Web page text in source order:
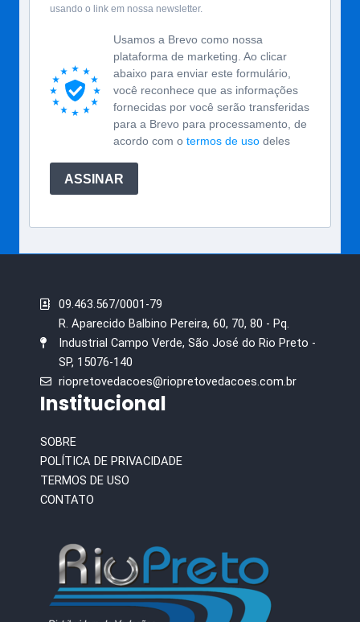
usando o link em nossa newsletter.
Usamos a Brevo como nossa
plataforma de marketing. Ao clicar
abaixo para enviar este formulário,
você reconhece que as informações
fornecidas por você serão transferidas
para a Brevo para processamento, de
acordo com o termos de uso deles
ASSINAR
09.463.567/0001-79
R. Aparecido Balbino Pereira, 60, 70, 80 - Pq.
Industrial Campo Verde, São José do Rio Preto -
SP, 15076-140
riopretovedacoes@riopretovedacoes.com.br
Institucional
SOBRE
POLÍTICA DE PRIVACIDADE
TERMOS DE USO
CONTATO